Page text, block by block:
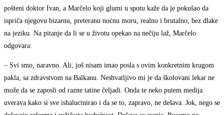
pošteni doktor Ivan, a Marčelo koji glumi u spotu kaže da je pokušao da
ispriča njegovu bizarnu, preteranu noćnu moru, realno i brutalno, bez dlake
na jeziku. Na pitanje da li se u životu opekao na nečiju laž, Marčelo
odgovara:
– Svi smo, naravno. Ali, još nisam imao posla s ovim konkretnim krugom
pakla, sa zdravstvom na Balkanu. Neshvatljivo mi je da školovani lekar ne
može da se zaposli od razne tatine čeljadi. Onda te neko putem medija
uverava kako si sve ishalucinirao i da se to, zapravo, ne dešava. Jok, nego se